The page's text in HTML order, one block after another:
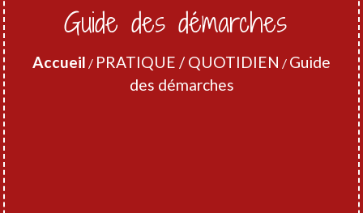
Guide des démarches
Accueil / PRATIQUE / QUOTIDIEN / Guide
des démarches